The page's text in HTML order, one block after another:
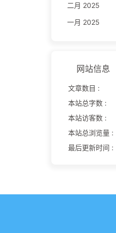
二月 2025
一月 2025
网站信息
文章数目 :
本站总字数 :
本站访客数 :
本站总浏览量 :
最后更新时间 :